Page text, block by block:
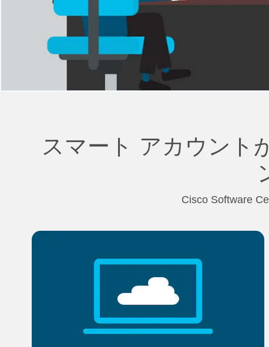
スマート アカウント
Cisco Software